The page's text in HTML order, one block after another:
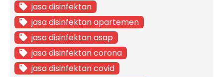
jasa disinfektan
jasa disinfektan apartemen
jasa disinfektan asap
jasa disinfektan corona
jasa disinfektan covid